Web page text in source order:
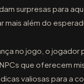
surpresas para
mais além do
no jogo, o jogador
que oferecem
valiosas para a